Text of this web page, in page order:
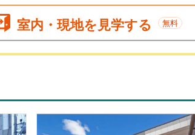
室内・現地を見学する 無料